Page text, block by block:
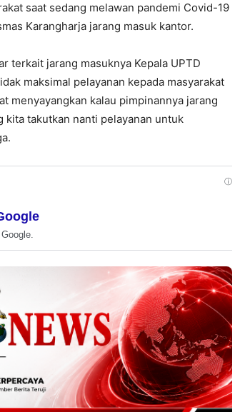
saat sedang melawan pandemi Covid-19
Karangharja jarang masuk kantor.
terkait jarang masuknya Kepala UPTD
maksimal pelayanan kepada masyarakat
menyayangkan kalau pimpinannya jarang
kita takutkan nanti pelayanan untuk
ⓘ